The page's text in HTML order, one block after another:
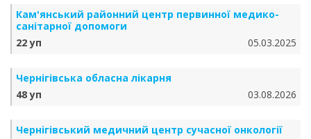
Кам'янський районний центр первинної медико-
санітарної допомоги
22 уп
05.03.2025
Чернігівська обласна лікарня
48 уп
03.08.2026
Чернігівський медичний центр сучасної онкології